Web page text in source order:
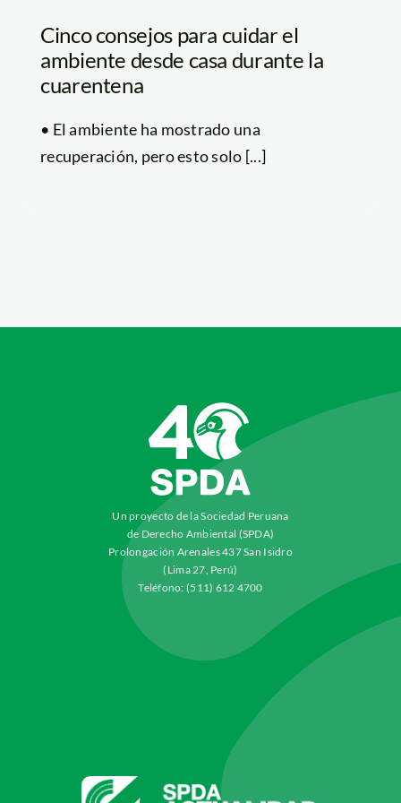
Cinco consejos para cuidar el
ambiente desde casa durante la
cuarentena
• El ambiente ha mostrado una
recuperación, pero esto solo [...]
Un proyecto de la Sociedad Peruana
de Derecho Ambiental (SPDA)
Prolongación Arenales 437 San Isidro
(Lima 27, Perú)
Teléfono: (511) 612 4700